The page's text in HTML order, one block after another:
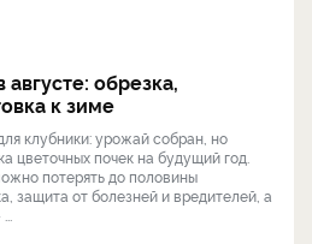
обрезка,
к зиме
клубники: урожай собран, но
цветочных почек на будущий год.
потерять до половины
защита от болезней и вредителей, а